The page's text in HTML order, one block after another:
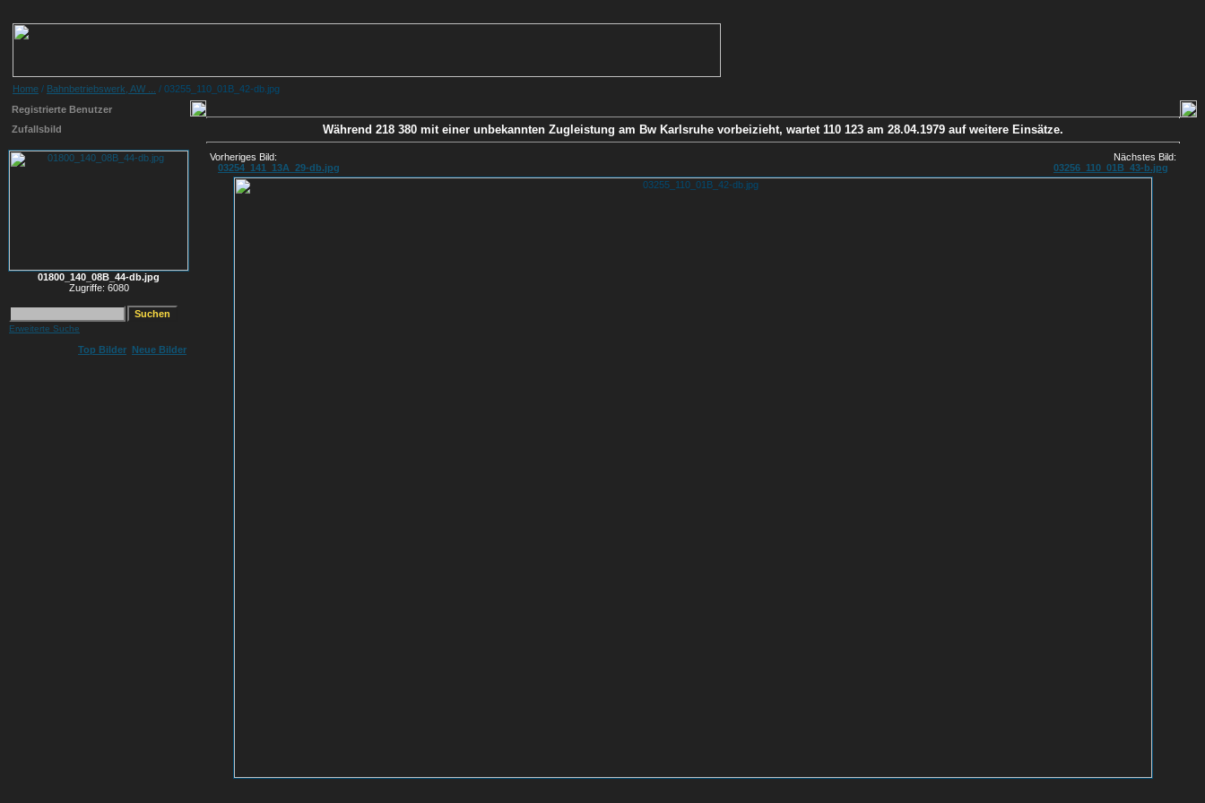
Home / Bahnbetriebswerk, AW ...
/ 03255_110_01B_42-db.jpg
Registrierte Benutzer
Zufallsbild
01800_140_08B_44-db.jpg
Zugriffe: 6080
Erweiterte Suche
Top Bilder Neue Bilder
Während 218 380 mit einer unbekannten Zugleistung am Bw Karlsruhe vorbeizieht, wartet 110 123 am 28.04.1979 auf weitere Einsätze.
Vorheriges Bild:
03254_141_13A_29-db.jpg
Nächstes Bild:
03256_110_01B_43-b.jpg